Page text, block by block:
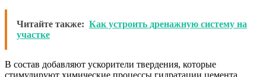
Читайте также: Как устроить дренажную систему на
участке
В состав добавляют ускорители твердения, которые
стимулируют химические процессы гидратации цемента.